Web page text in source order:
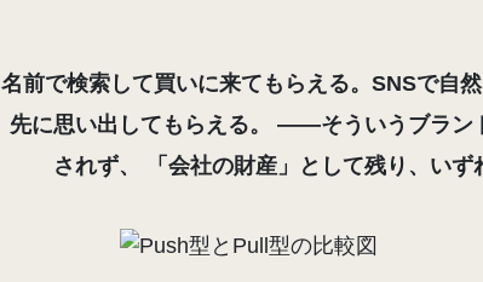
名前で検索して買いに来てもらえる。SNSで自然
先に思い出してもらえる。 ——そういうブラン
されず、
「会社の財産」として残り、い